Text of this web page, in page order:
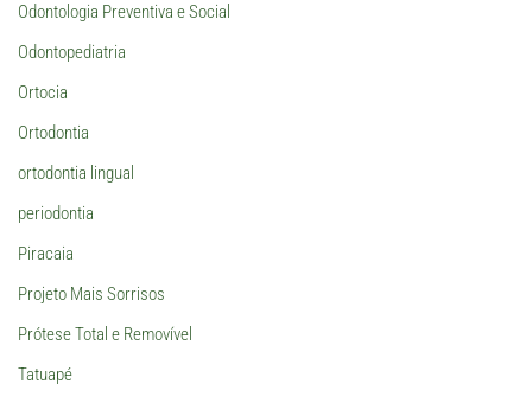
Odontologia Preventiva e Social
Odontopediatria
Ortocia
Ortodontia
ortodontia lingual
periodontia
Piracaia
Projeto Mais Sorrisos
Prótese Total e Removível
Tatuapé